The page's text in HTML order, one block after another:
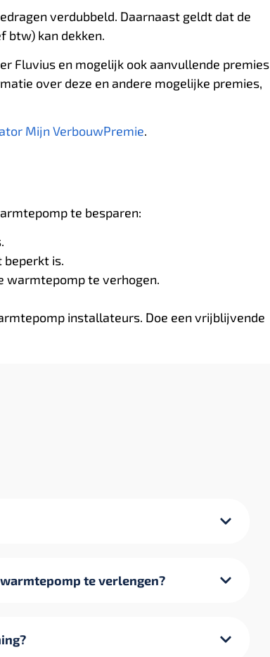
verdubbeld. Daarnaast geldt dat de
btw) kan dekken.
Fluvius en mogelijk ook aanvullende premies
over deze en andere mogelijke premies,
Mijn VerbouwPremie.
te besparen:
beperkt is.
warmtepomp te verhogen.
installateurs. Doe een vrijblijvende
te verlengen?